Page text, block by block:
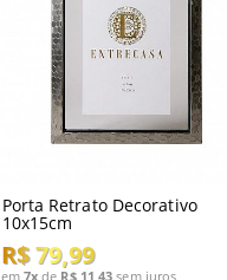
Porta Retrato Decorativo
10x15cm
R$ 79,99
em 7x de R$ 11,43 sem juros